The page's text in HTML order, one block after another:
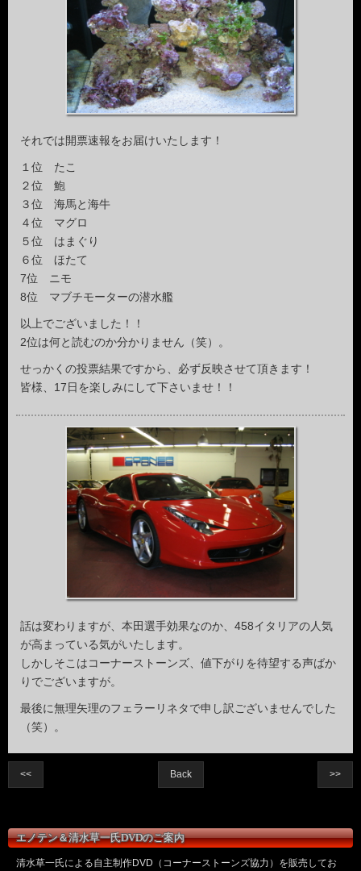
それでは開票速報をお届けいたします！
１位 たこ
２位 鮑
３位 海馬と海牛
４位 マグロ
５位 はまぐり
６位 ほたて
7位 ニモ
8位 マブチモーターの潜水艦
以上でございました！！
2位は何と読むのか分かりません（笑）。
せっかくの投票結果ですから、必ず反映させて頂きます！
皆様、17日を楽しみにして下さいませ！！
話は変わりますが、本田選手効果なのか、458イタリアの人気
が高まっている気がいたします。
しかしそこはコーナーストーンズ、値下がりを待望する声ばか
りでございますが。
最後に無理矢理のフェラーリネタで申し訳ございませんでした
（笑）。
<< Back >>
エノテン＆清水草一氏DVDのご案内
清水草一氏による自主制作DVD（コーナーストーンズ協力）を販売してお